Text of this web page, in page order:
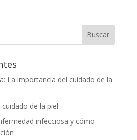
La importancia del cuidado de la
de la piel
infecciosa y cómo